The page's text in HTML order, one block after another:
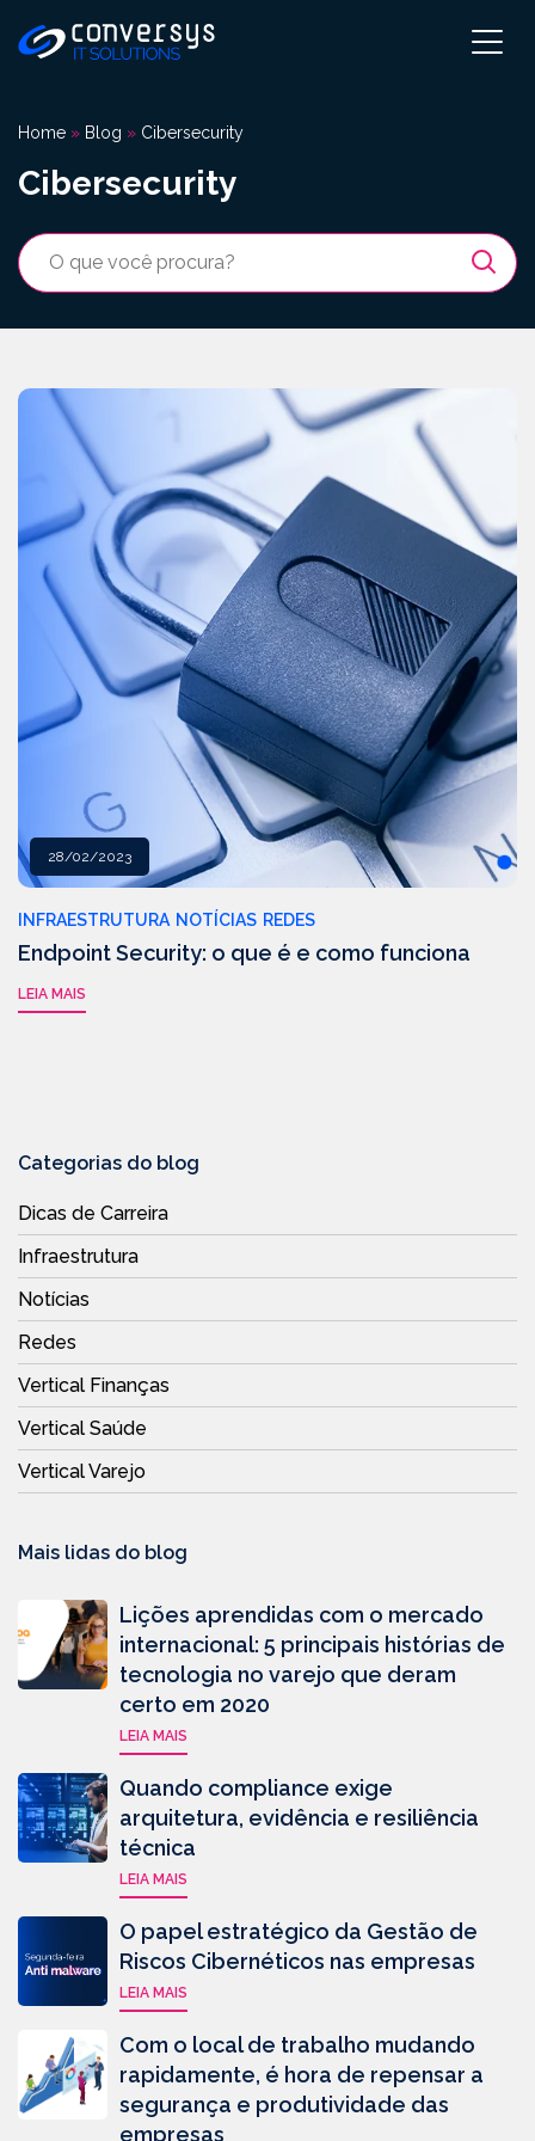
para
Home » Blog » Cibersecurity
Cibersecurity
28/02/2023
INFRAESTRUTURA NOTÍCIAS REDES
Endpoint Security: o que é e como funciona
LEIA MAIS
Categorias do blog
Dicas de Carreira
Infraestrutura
Notícias
Redes
Vertical Finanças
Vertical Saúde
Vertical Varejo
Mais lidas do blog
Lições aprendidas com o mercado
internacional: 5 principais histórias de
tecnologia no varejo que deram
certo em 2020
LEIA MAIS
Quando compliance exige
arquitetura, evidência e resiliência
técnica
LEIA MAIS
O papel estratégico da Gestão de
Riscos Cibernéticos nas empresas
LEIA MAIS
Com o local de trabalho mudando
rapidamente, é hora de repensar a
segurança e produtividade das
empresas